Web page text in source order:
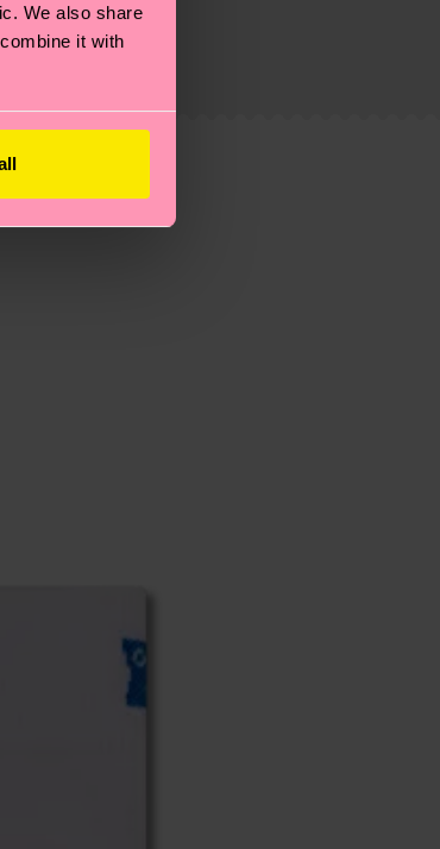
We also share
it with
Lieferzeit beginnt sobald deine Bestellung
Post in deinem Land abhängt.